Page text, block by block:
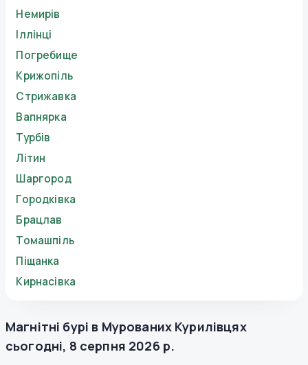
Немирів
Іллінці
Погребище
Крижопіль
Стрижавка
Вапнярка
Турбів
Літин
Шаргород
Городківка
Брацлав
Томашпіль
Піщанка
Кирнасівка
Магнітні бурі в Мурованих Курилівцях
сьогодні, 8 серпня 2026 р.